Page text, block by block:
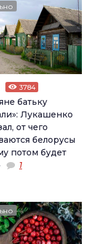
3784
батьку
Лукашенко
от чего
белорусы
потом будет
1